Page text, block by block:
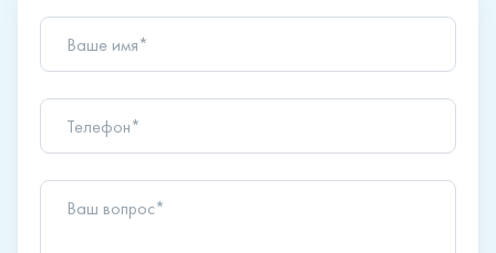
Ваше имя*
Телефон*
Ваш вопрос*
Отправляя форму вы подтверждаете согласие с
политикой обработки персональных данных